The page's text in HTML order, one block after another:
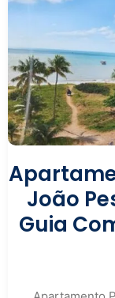
João
Guia